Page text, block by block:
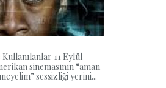
11 Eylül
sinemasının “aman
sessizliği yerini...